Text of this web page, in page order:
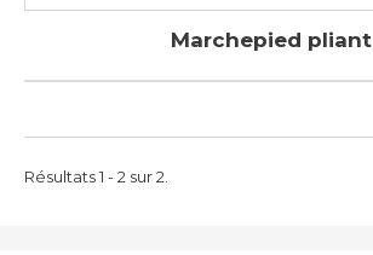
Marchepied pliant
Résultats 1 - 2 sur 2.